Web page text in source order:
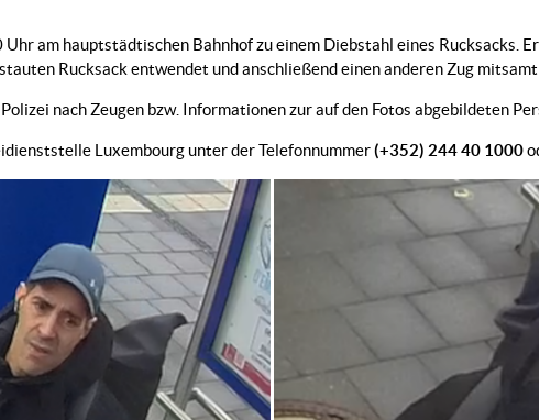
am hauptstädtischen Bahnhof zu einem Diebstahl eines Rucksacks.
Rucksack entwendet und anschließend einen anderen Zug
nach Zeugen bzw. Informationen zur auf den Fotos abgebildeten
Luxembourg unter der Telefonnummer(+352) 244 40 1000